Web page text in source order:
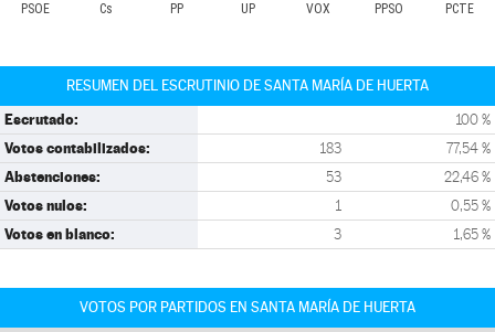
PSOE Cs PP UP VOX PPSO PCTE
RESUMEN DEL ESCRUTINIO DE SANTA MARÍA DE HUERTA
Escrutado: 100 %
Votos contabilizados: 183 77,54 %
Abstenciones: 53 22,46 %
Votos nulos: 1 0,55 %
Votos en blanco: 3 1,65 %
VOTOS POR PARTIDOS EN SANTA MARÍA DE HUERTA